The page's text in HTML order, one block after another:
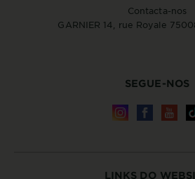
LINKS DO
SEGUE-NOS
Contacta-nos
GARNIER 14, rue Royale